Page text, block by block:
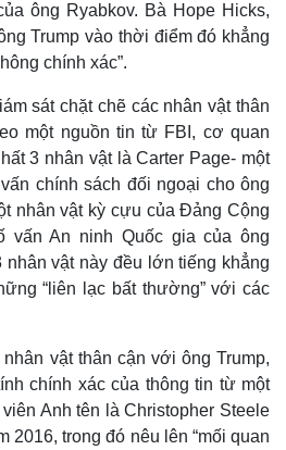
Thị trường
ông Ryabkov. Bà Hope Hicks,
Trump vào thời điểm đó khẳng
chính xác”.
sát chặt chẽ các nhân vật thân
một nguồn tin từ FBI, cơ quan
3 nhân vật là Carter Page- một
chính sách đối ngoại cho ông
nhân vật kỳ cựu của Đảng Cộng
vấn An ninh Quốc gia của ông
vật này đều lớn tiếng khẳng
“liên lạc bất thường” với các
vật thân cận với ông Trump,
chính xác của thông tin từ một
Anh tên là Christopher Steele
2016, trong đó nêu lên “mối quan